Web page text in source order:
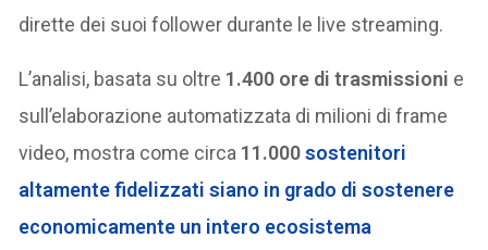
dirette dei suoi follower durante le live streaming.
L’analisi, basata su oltre 1.400 ore di trasmissioni e
sull’elaborazione automatizzata di milioni di frame
video, mostra come circa 11.000sostenitori
altamente fidelizzati siano in grado di sostenere
economicamente un intero ecosistema